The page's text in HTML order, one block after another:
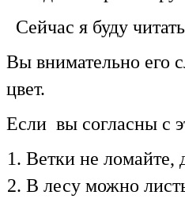
Сейчас я буду
Вы внимательно его
цвет.
Если вы согласны с
Ветки не ломайте,
В лесу можно